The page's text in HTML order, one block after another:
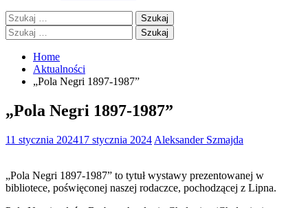
Szukaj:
Szukaj:
Home
Aktualności
„Pola Negri 1897-1987”
„Pola Negri 1897-1987”
11 stycznia 202417 stycznia 2024 Aleksander Szmajda
„Pola Negri 1897-1987” to tytuł wystawy prezentowanej w
bibliotece, poświęconej naszej rodaczce, pochodzącej z Lipna.